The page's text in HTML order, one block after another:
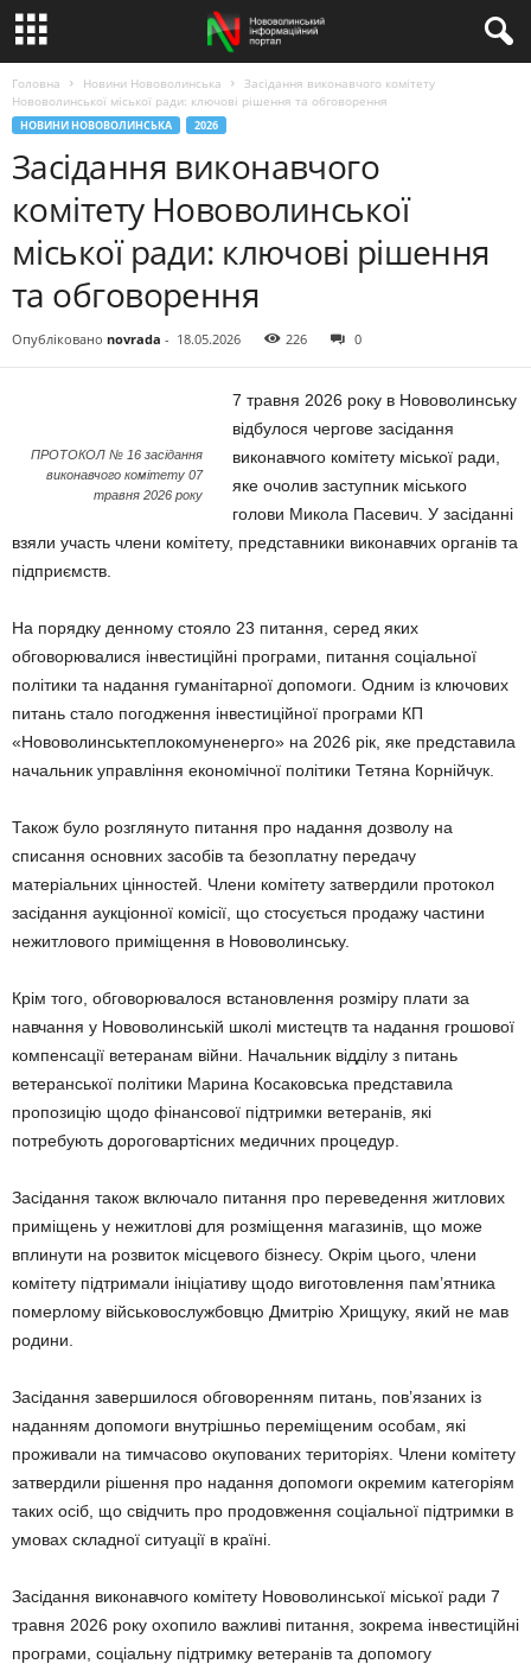
Головна Новини Нововолинська
Засідання виконавчого комітету
Нововолинської міської ради: ключові рішення та обговорення
НОВИНИ НОВОВОЛИНСЬКА 2026
Засідання виконавчого
комітету Нововолинської
міської ради: ключові рішення
та обговорення
Опубліковано novrada - 18.05.2026 226 0
ПРОТОКОЛ № 16 засідання
виконавчого комітету 07
травня 2026 року
7 травня 2026 року в Нововолинську
відбулося чергове засідання
виконавчого комітету міської ради,
яке очолив заступник міського
голови Микола Пасевич. У засіданні
взяли участь члени комітету, представники виконавчих органів та
підприємств.
На порядку денному стояло 23 питання, серед яких
обговорювалися інвестиційні програми, питання соціальної
політики та надання гуманітарної допомоги. Одним із ключових
питань стало погодження інвестиційної програми КП
«Нововолинськтеплокомуненерго» на 2026 рік, яке представила
начальник управління економічної політики Тетяна Корнійчук.
Також було розглянуто питання про надання дозволу на
списання основних засобів та безоплатну передачу
матеріальних цінностей. Члени комітету затвердили протокол
засідання аукціонної комісії, що стосується продажу частини
нежитлового приміщення в Нововолинську.
Крім того, обговорювалося встановлення розміру плати за
навчання у Нововолинській школі мистецтв та надання грошової
компенсації ветеранам війни. Начальник відділу з питань
ветеранської політики Марина Косаковська представила
пропозицію щодо фінансової підтримки ветеранів, які
потребують дороговартісних медичних процедур.
Засідання також включало питання про переведення житлових
приміщень у нежитлові для розміщення магазинів, що може
вплинути на розвиток місцевого бізнесу. Окрім цього, члени
комітету підтримали ініціативу щодо виготовлення пам’ятника
померлому військовослужбовцю Дмитрію Хрищуку, який не мав
родини.
Засідання завершилося обговоренням питань, пов’язаних із
наданням допомоги внутрішньо переміщеним особам, які
проживали на тимчасово окупованих територіях. Члени комітету
затвердили рішення про надання допомоги окремим категоріям
таких осіб, що свідчить про продовження соціальної підтримки в
умовах складної ситуації в країні.
Засідання виконавчого комітету Нововолинської міської ради 7
травня 2026 року охопило важливі питання, зокрема інвестиційні
програми, соціальну підтримку ветеранів та допомогу